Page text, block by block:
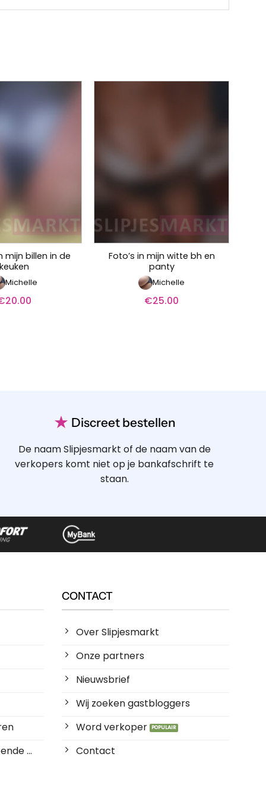
mijn billen in de
keuken
Michelle
20.00
Foto’s in mijn witte bh en
panty
Michelle
€25.00
★ Discreet bestellen
De naam Slipjesmarkt of de naam van de
verkopers komt niet op je bankafschrift te
staan.
...
CONTACT
Over Slipjesmarkt
Onze partners
Nieuwsbrief
Wij zoeken gastbloggers
Word verkoper
Contact